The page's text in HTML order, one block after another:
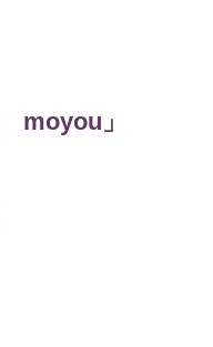
moyou」